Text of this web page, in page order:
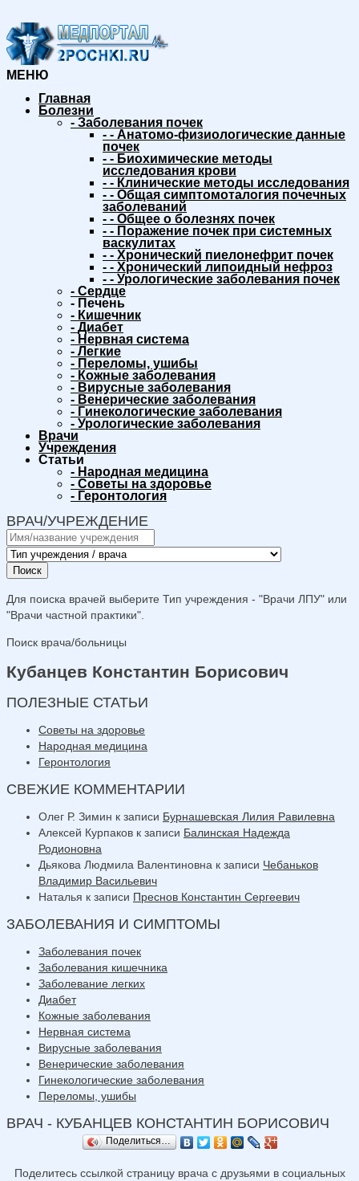
МЕНЮ
Главная
Болезни
- Заболевания почек
- - Анатомо-физиологические данные
почек
- - Биохимические методы
исследования крови
- - Клинические методы исследования
- - Общая симптомоталогия почечных
заболеваний
- - Общее о болезнях почек
- - Поражение почек при системных
васкулитах
- - Хронический пиелонефрит почек
- - Хронический липоидный нефроз
- - Урологические заболевания почек
- Сердце
- Печень
- Кишечник
- Диабет
- Нервная система
- Легкие
- Переломы, ушибы
- Кожные заболевания
- Вирусные заболевания
- Венерические заболевания
- Гинекологические заболевания
- Урологические заболевания
Врачи
Учреждения
Статьи
- Народная медицина
- Советы на здоровье
- Геронтология
ВРАЧ/УЧРЕЖДЕНИЕ
Поиск
Для поиска врачей выберите Тип учреждения - "Врачи ЛПУ" или
"Врачи частной практики".
Поиск врача/больницы
Кубанцев Константин Борисович
ПОЛЕЗНЫЕ СТАТЬИ
Советы на здоровье
Народная медицина
Геронтология
СВЕЖИЕ КОММЕНТАРИИ
Олег Р. Зимин к записи Бурнашевская Лилия Равилевна
Алексей Курпаков к записи Балинская Надежда
Родионовна
Дьякова Людмила Валентиновна к записи Чебаньков
Владимир Васильевич
Наталья к записи Преснов Константин Сергеевич
ЗАБОЛЕВАНИЯ И СИМПТОМЫ
Заболевания почек
Заболевания кишечника
Заболевание легких
Диабет
Кожные заболевания
Нервная система
Вирусные заболевания
Венерические заболевания
Гинекологические заболевания
Переломы, ушибы
ВРАЧ - КУБАНЦЕВ КОНСТАНТИН БОРИСОВИЧ
Поделиться…
Поделитесь ссылкой страницу врача с друзьями в социальных